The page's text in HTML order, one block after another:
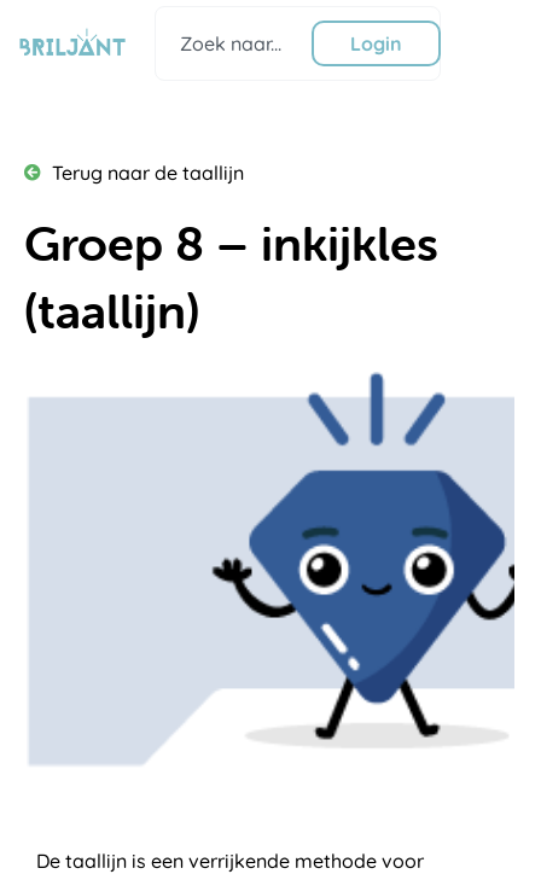
naar
de
Login
Terug naar de taallijn
Groep 8 – inkijkles
(taallijn)
De taallijn is een verrijkende methode voor